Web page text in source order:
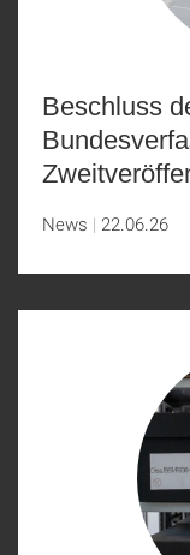
Beschluss
News 22.06.26